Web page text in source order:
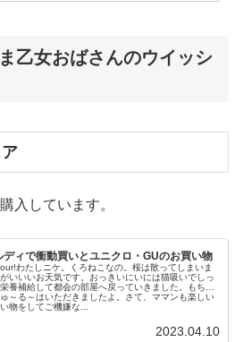
乙女おばさんのウイッシ
入しています。
ディで衝動買いとユニクロ・GUのお買い物
わたしニケ。くろねこなの。桜は散ってしまいま
がいいいお天気です。おっきいにいには猫吸いでしっ
養補給して都会の部屋へ戻っていきました。もちろ
～る～はいただきましたよ。さて、ママンも楽しい
物をしてご機嫌な...
2023.04.10